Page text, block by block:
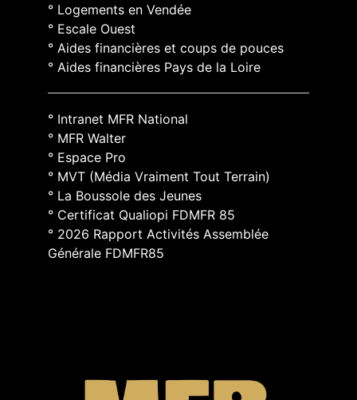
° Logements en Vendée
° Escale Ouest
° Aides financières et coups de pouces
° Aides financières Pays de la Loire
° Intranet MFR National
° MFR Walter
° Espace Pro
° MVT (Média Vraiment Tout Terrain)
° La Boussole des Jeunes
° Certificat Qualiopi FDMFR 85
° 2026 Rapport Activités Assemblée
Générale FDMFR85